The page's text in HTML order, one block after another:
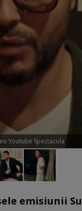
Youtube Spectacola
emisiunii